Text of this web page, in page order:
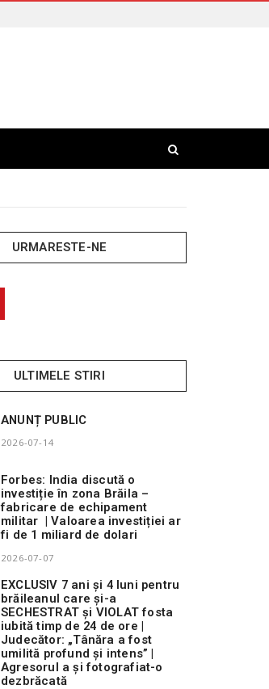
URMARESTE-NE
ULTIMELE STIRI
ANUNȚ PUBLIC
2026-07-14
Forbes: India discută o
investiție în zona Brăila –
fabricare de echipament
militar | Valoarea investiției ar
fi de 1 miliard de dolari
2026-07-07
EXCLUSIV 7 ani și 4 luni pentru
brăileanul care și-a
SECHESTRAT și VIOLAT fosta
iubită timp de 24 de ore |
Judecător: „Tânăra a fost
umilită profund și intens” |
Agresorul a și fotografiat-o
dezbrăcată